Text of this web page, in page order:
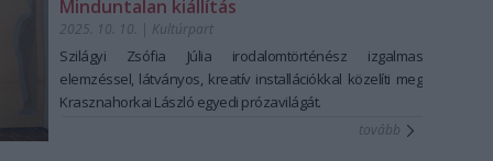
Minduntalan kiállítás
2025. 10. 10. | Kultúrpart
Szilágyi Zsófia Júlia irodalomtörténész izgalmas
elemzéssel, látványos, kreatív installációkkal közelíti meg
Krasznahorkai László egyedi prózavilágát.
tovább